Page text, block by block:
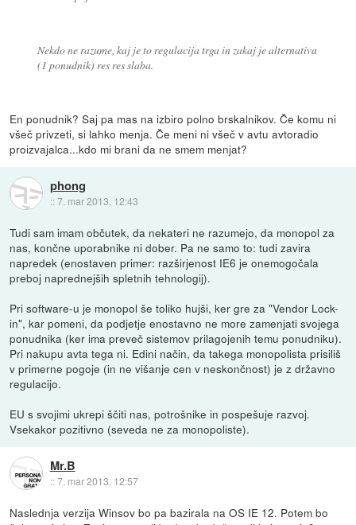
Nekdo ne razume, kaj je to regulacija trga in zakaj je alternativa
(1 ponudnik) res res slaba.
En ponudnik? Saj pa mas na izbiro polno brskalnikov. Če komu ni
všeč privzeti, si lahko menja. Če meni ni všeč v avtu avtoradio
proizvajalca...kdo mi brani da ne smem menjat?
phong
::7. mar 2013, 12:43
Tudi sam imam občutek, da nekateri ne razumejo, da monopol za
nas, končne uporabnike ni dober. Pa ne samo to: tudi zavira
napredek (enostaven primer: razširjenost IE6 je onemogočala
preboj naprednejših spletnih tehnologij).
Pri software-u je monopol še toliko hujši, ker gre za "Vendor Lock-
in", kar pomeni, da podjetje enostavno ne more zamenjati svojega
ponudnika (ker ima preveč sistemov prilagojenih temu ponudniku).
Pri nakupu avta tega ni. Edini način, da takega monopolista prisiliš
v primerne pogoje (in ne višanje cen v neskončnost) je z državno
regulacijo.
EU s svojimi ukrepi ščiti nas, potrošnike in pospešuje razvoj.
Vsekakor pozitivno (seveda ne za monopoliste).
Mr.B
::7. mar 2013, 12:57
Naslednja verzija Winsov bo pa bazirala na OS IE 12. Potem bo